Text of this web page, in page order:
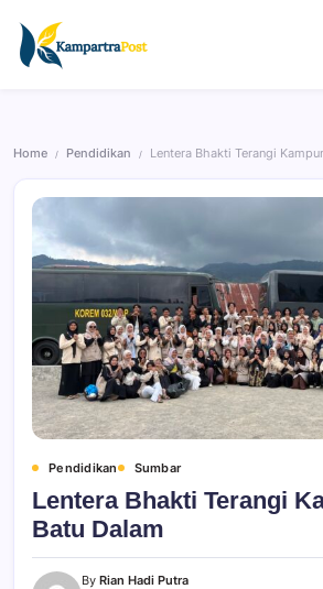
Home / Pendidikan / Lentera Bhakti Terangi
Pendidikan Sumbar
Lentera Bhakti Terangi
Batu Dalam
By Rian Hadi Putra